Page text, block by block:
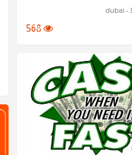
568